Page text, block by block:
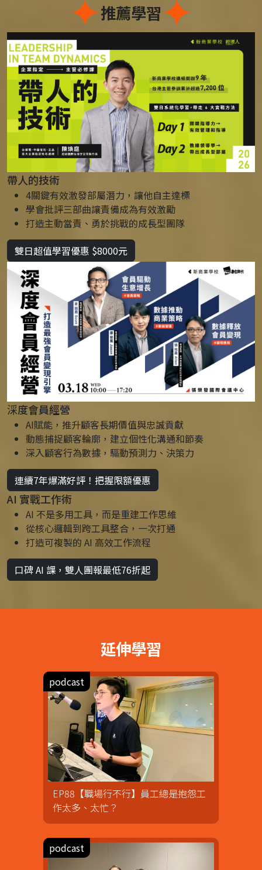
推薦學習
帶人的技術
4關鍵有效激發部屬潛力，讓他自主達標
學會批評三部曲讓責備成為有效激勵
打造主動當責、勇於挑戰的成長型團隊
雙日超值學習優惠 $8000元
𣶶度會員經營
AI賦能，推升顧客長期價值與忠誠貢獻
動態捕捉顧客輪廓，建立個性化溝通和節奏
深入顧客行為數據，驅動預測力、決策力
連續7年爆滿好評！把握限額優惠
AI 實戰工作術
AI 不是多用工具，而是重建工作思維
從核心邏輯到跨工具整合，一次打通
打造可複製的 AI 高效工作流程
口碑 AI 課，雙人團報最低76折起
延伸學習
EP88【職場行不行】員工總是抱怨工
作太多、太忙？